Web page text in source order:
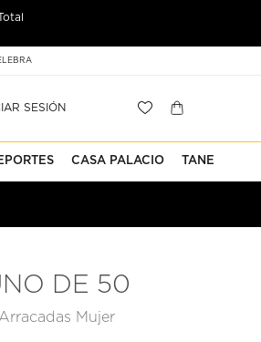
SESIÓN
CASA PALACIO TANE
DE 50
Arracadas Mujer